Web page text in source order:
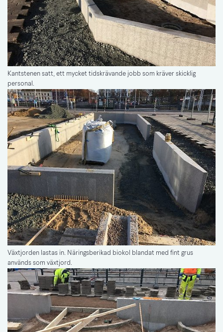
Kantstenen satt, ett mycket tidskrävande jobb som kräver skicklig
personal.
Växtjorden lastas in. Näringsberikad biokol blandat med fint grus
används som växtjord.